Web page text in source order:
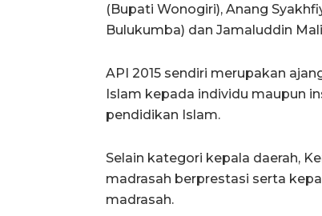
(Bupati Wonogiri), Anang
Bulukumba) dan Jamaluddin
API 2015 sendiri merupakan
Islam kepada individu maupun
pendidikan Islam.
Selain kategori kepala daerah,
madrasah berprestasi serta
madrasah.